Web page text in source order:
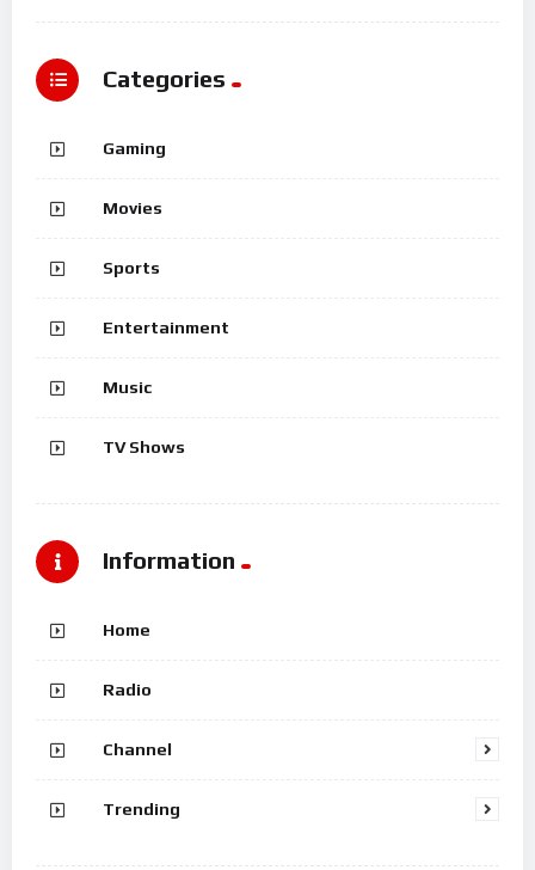
Categories
Gaming
Movies
Sports
Entertainment
Music
TV Shows
Information
Home
Radio
Channel
Trending